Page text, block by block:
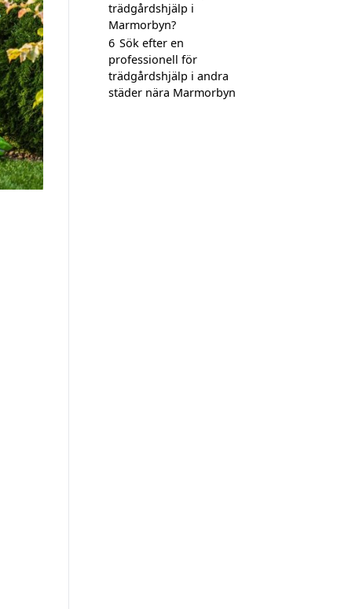
trädgårdshjälp i
Marmorbyn?
6 Sök efter en
professionell för
trädgårdshjälp i andra
städer nära Marmorbyn